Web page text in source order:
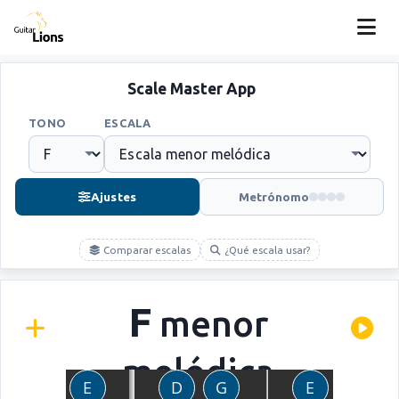
Scale Master App
TONO ESCALA
Ajustes Metrónomo
Comparar escalas ¿Qué escala usar?
F menor
melódica